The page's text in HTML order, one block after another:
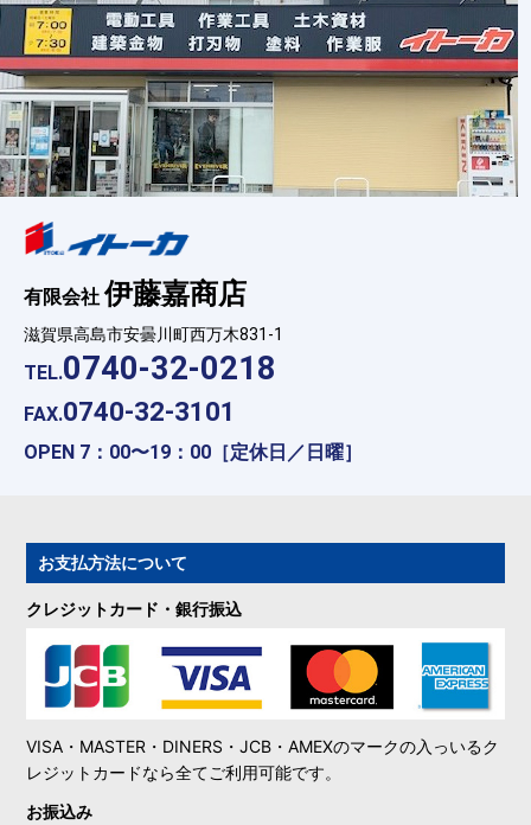
有限会社伊藤嘉商店
滋賀県高島市安曇川町西万木831-1
TEL.0740-32-0218
FAX.0740-32-3101
OPEN 7：00〜19：00［定休日／日曜］
お支払方法について
クレジットカード・銀行振込
VISA・MASTER・DINERS・JCB・AMEXのマークの入っいるク
レジットカードなら全てご利用可能です。
お振込み